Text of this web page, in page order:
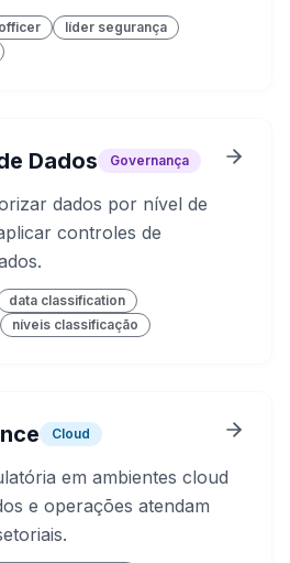
líder segurança
Dados Governança
dados por nível de
controles de
data classification
níveis classificação
Cloud
em ambientes cloud
e operações atendam